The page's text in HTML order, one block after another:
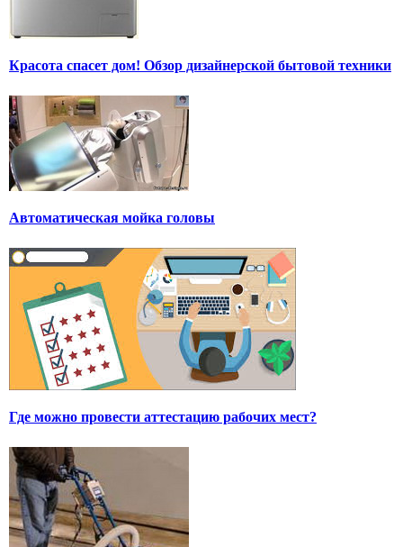
Красота спасет дом! Обзор дизайнерской бытовой техники
Автоматическая мойка головы
Где можно провести аттестацию рабочих мест?